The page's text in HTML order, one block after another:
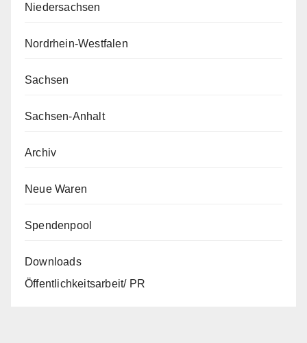
Niedersachsen
Nordrhein-Westfalen
Sachsen
Sachsen-Anhalt
Archiv
Neue Waren
Spendenpool
Downloads
Öffentlichkeitsarbeit/ PR